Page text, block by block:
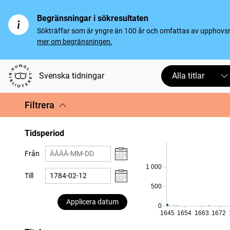
Begränsningar i sökresultaten
Sökträffar som är yngre än 100 år och omfattas av
mer om begränsningen.
Svenska tidningar Alla titlar
Filtrera
Tidsperiod
Från
Till
Applicera datum
0
500
1 000
1645 1654 1663 1672